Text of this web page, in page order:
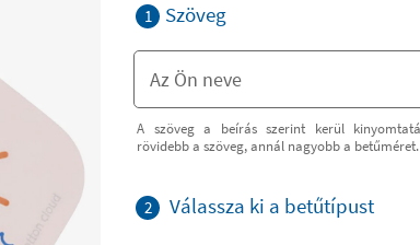
1 Szöveg
A szöveg a beírás szerint kerül
rövidebb a szöveg, annál nagyobb a betűméret.
2 Válassza ki a betűtípust